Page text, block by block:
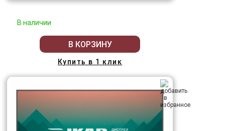
В наличии
В КОРЗИНУ
Купить в 1 клик